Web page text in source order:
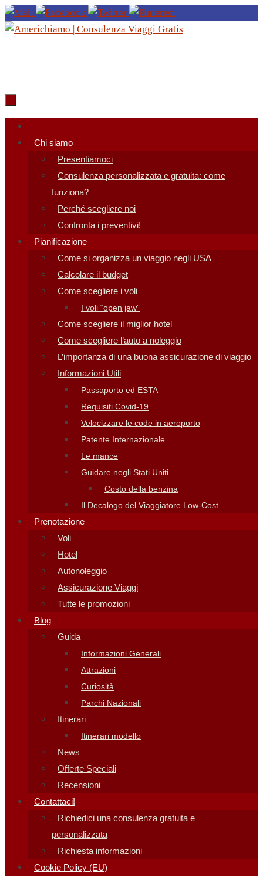
Salta
al
Salta
contenuto
Chi siamo
Presentiamoci
Consulenza personalizzata e gratuita: come
funziona?
Perché scegliere noi
Confronta i preventivi!
Pianificazione
Come si organizza un viaggio negli USA
Calcolare il budget
Come scegliere i voli
I voli “open jaw”
Come scegliere il miglior hotel
Come scegliere l’auto a noleggio
L’importanza di una buona assicurazione di viaggio
Informazioni Utili
Passaporto ed ESTA
Requisiti Covid-19
Velocizzare le code in aeroporto
Patente Internazionale
Le mance
Guidare negli Stati Uniti
Costo della benzina
Il Decalogo del Viaggiatore Low-Cost
Prenotazione
Voli
Hotel
Autonoleggio
Assicurazione Viaggi
Tutte le promozioni
Blog
Guida
Informazioni Generali
Attrazioni
Curiosità
Parchi Nazionali
Itinerari
Itinerari modello
News
Offerte Speciali
Recensioni
Contattaci!
Richiedici una consulenza gratuita e
personalizzata
Richiesta informazioni
Cookie Policy (EU)